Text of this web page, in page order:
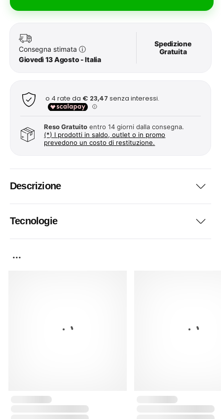
Consegna stimata ⓘ
Giovedì 13 Agosto - Italia
Spedizione
Gratuita
Reso Gratuito entro 14 giorni dalla consegna.
(*) I prodotti in saldo, outlet o in promo
prevedono un costo di restituzione.
Descrizione
Tecnologie
...